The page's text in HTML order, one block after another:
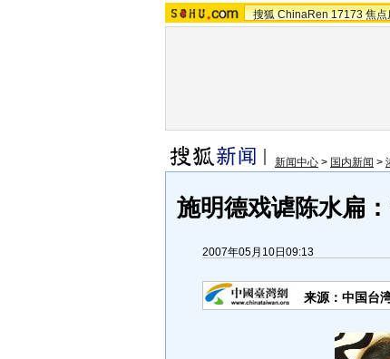
搜狐 ChinaRen 17173 焦点
新闻中心 > 国内新闻 >
施明德戏谑陈水扁
2007年05月10日09:13
来源：中国台